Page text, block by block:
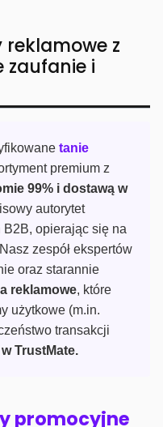
reklamowe z
zaufanie i
tanie
premium z
99% i dostawą w
autorytet
opierając się na
zespół ekspertów
oraz starannie
reklamowe, które
użytkowe (m.in.
transakcji
w TrustMate.
promocyjne